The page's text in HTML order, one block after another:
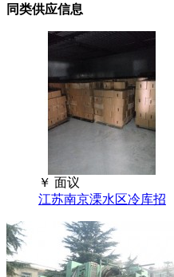
同类供应信息
￥ 面议
江苏南京溧水区冷库招